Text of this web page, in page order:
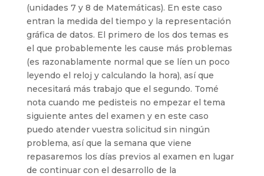
(unidades 7 y 8 de Matemáticas). En este caso
entran la medida del tiempo y la representación
gráfica de datos. El primero de los dos temas es
el que probablemente les cause más problemas
(es razonablamente normal que se líen un poco
leyendo el reloj y calculando la hora), así que
necesitará más trabajo que el segundo. Tomé
nota cuando me pedisteis no empezar el tema
siguiente antes del examen y en este caso
puedo atender vuestra solicitud sin ningún
problema, así que la semana que viene
repasaremos los días previos al examen en lugar
de continuar con el desarrollo de la